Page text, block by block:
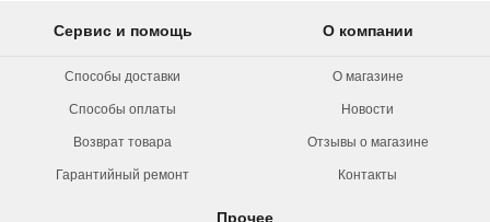
Сервис и помощь
Способы доставки
Способы оплаты
Возврат товара
Гарантийный ремонт
О компании
О магазине
Новости
Отзывы о магазине
Контакты
Прочее